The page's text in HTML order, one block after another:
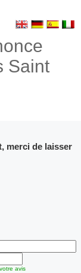
Saint
merci de laisser
avis